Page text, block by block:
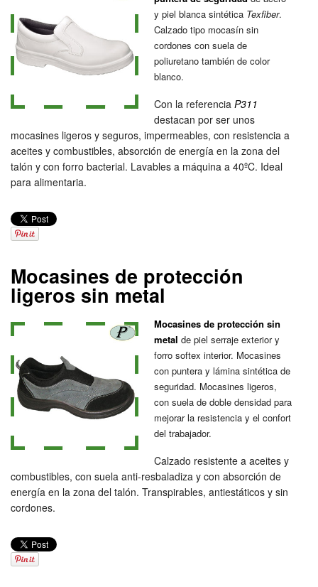
y piel blanca sintética Texfiber.
Calzado tipo mocasín sin
cordones con suela de
poliuretano también de color
blanco.
Con la referencia P311
destacan por ser unos
mocasines ligeros y seguros, impermeables, con resistencia a
aceites y combustibles, absorción de energía en la zona del
talón y con forro bacterial. Lavables a máquina a 40ºC. Ideal
para alimentaria.
Mocasines de protección
ligeros sin metal
Mocasines de protección sin
metal de piel serraje exterior y
forro softex interior. Mocasines
con puntera y lámina sintética de
seguridad. Mocasines ligeros,
con suela de doble densidad para
mejorar la resistencia y el confort
del trabajador.
Calzado resistente a aceites y
combustibles, con suela anti-resbaladiza y con absorción de
energía en la zona del talón. Transpirables, antiestáticos y sin
cordones.